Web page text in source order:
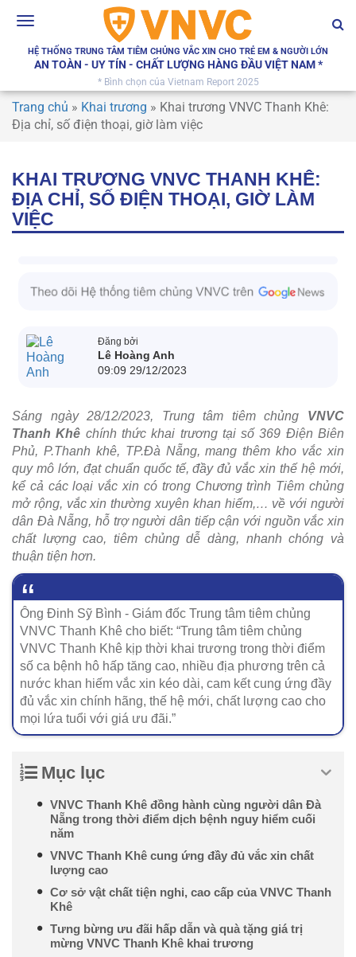
Toggle
HỆ THỐNG TRUNG TÂM TIÊM CHỦNG VẮC XIN CHO TRẺ EM & NGƯỜI LỚN
AN TOÀN - UY TÍN - CHẤT LƯỢNG HÀNG ĐẦU VIỆT NAM *
* Bình chọn của Vietnam Report 2025
Trang chủ » Khai trương » Khai trương VNVC Thanh Khê:
Địa chỉ, số điện thoại, giờ làm việc
KHAI TRƯƠNG VNVC THANH KHÊ:
ĐỊA CHỈ, SỐ ĐIỆN THOẠI, GIỜ LÀM
VIỆC
Đăng bởi
Lê Hoàng Anh
09:09 29/12/2023
Sáng ngày 28/12/2023, Trung tâm tiêm chủng VNVC
Thanh Khê chính thức khai trương tại số 369 Điện Biên
Phủ, P.Thanh khê, TP.Đà Nẵng, mang thêm kho vắc xin
quy mô lớn, đạt chuẩn quốc tế, đầy đủ vắc xin thế hệ mới,
kể cả các loại vắc xin có trong Chương trình Tiêm chủng
mở rộng, vắc xin thường xuyên khan hiếm,… về với người
dân Đà Nẵng, hỗ trợ người dân tiếp cận với nguồn vắc xin
chất lượng cao, tiêm chủng dễ dàng, nhanh chóng và
thuận tiện hơn.
Ông Đinh Sỹ Bình - Giám đốc Trung tâm tiêm chủng
VNVC Thanh Khê cho biết: “Trung tâm tiêm chủng
VNVC Thanh Khê kịp thời khai trương trong thời điểm
số ca bệnh hô hấp tăng cao, nhiều địa phương trên cả
nước khan hiếm vắc xin kéo dài, cam kết cung ứng đầy
đủ vắc xin chính hãng, thế hệ mới, chất lượng cao cho
mọi lứa tuổi với giá ưu đãi.”
Mục lục
VNVC Thanh Khê đồng hành cùng người dân Đà
Nẵng trong thời điểm dịch bệnh nguy hiểm cuối
năm
VNVC Thanh Khê cung ứng đầy đủ vắc xin chất
lượng cao
Cơ sở vật chất tiện nghi, cao cấp của VNVC Thanh
Khê
Tưng bừng ưu đãi hấp dẫn và quà tặng giá trị
mừng VNVC Thanh Khê khai trương